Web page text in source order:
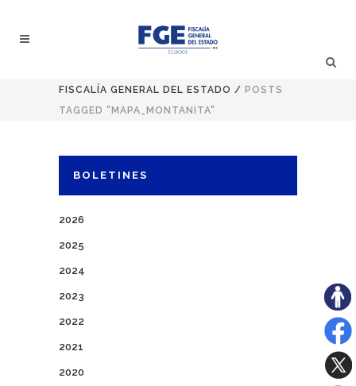
FISCALÍA GENERAL DEL ESTADO / POSTS
TAGGED "MAPA_MONTANITA"
BOLETINES
2026
2025
2024
2023
2022
2021
2020